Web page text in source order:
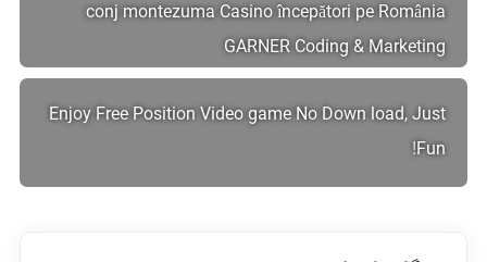
conj montezuma Casino începători pe România
GARNER Coding & Marketing
Enjoy Free Position Video game No Down load, Just
Fun!